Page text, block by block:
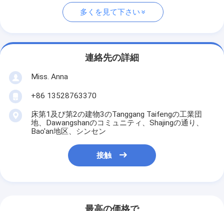
多くを見て下さい
連絡先の詳細
Miss. Anna
+86 13528763370
床第1及び第2の建物3のTanggang Taifengの工業団
地、Dawangshanのコミュニティ、Shajingの通り、
Bao'an地区、シンセン
接触